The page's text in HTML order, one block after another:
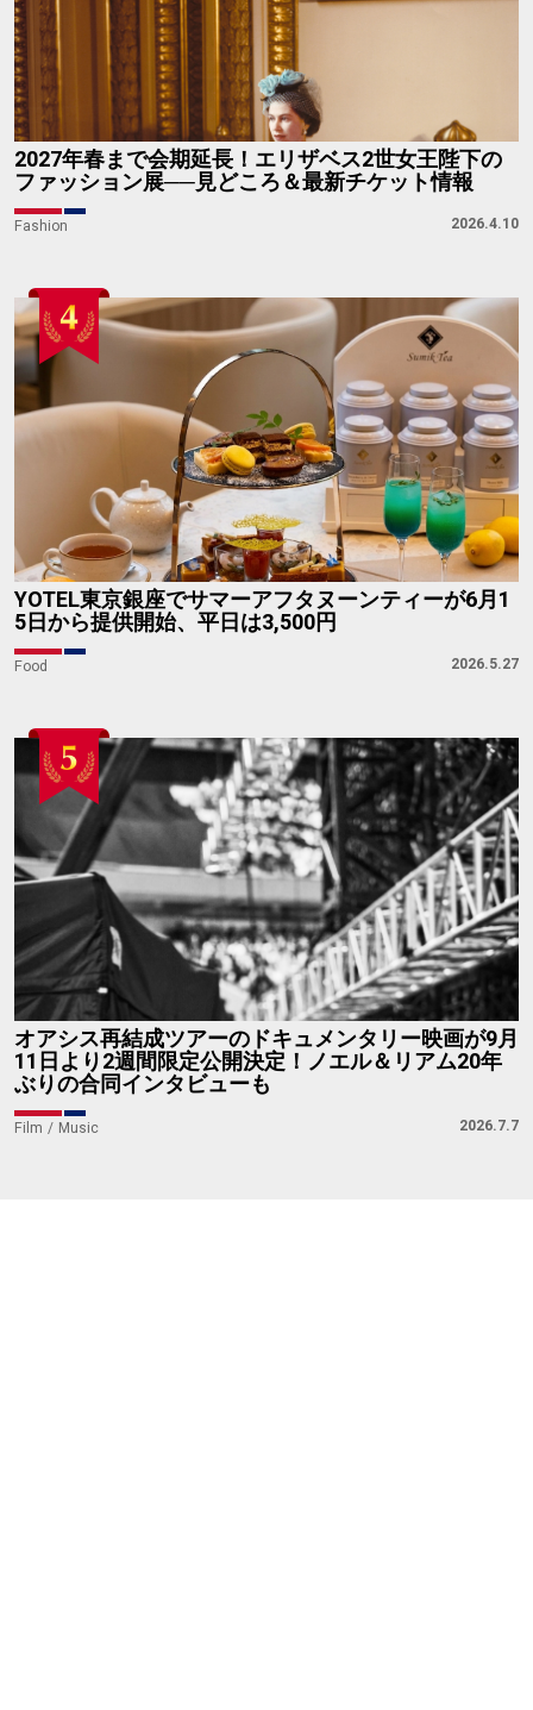
2027年春まで会期延長！エリザベス2世女王陛下の
ファッション展──見どころ＆最新チケット情報
Fashion 2026.4.10
YOTEL東京銀座でサマーアフタヌーンティーが6月1
5日から提供開始、平日は3,500円
Food 2026.5.27
オアシス再結成ツアーのドキュメンタリー映画が9月
11日より2週間限定公開決定！ノエル＆リアム20年
ぶりの合同インタビューも
Film Music 2026.7.7